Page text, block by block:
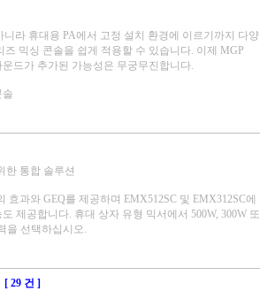
라 휴대용 PA에서 고정 설치 환경에 이르기까지 다양
즈 믹싱 콘솔을 쉽게 적용할 수 있습니다. 이제 MGP
드가 추가된 가능성은 무궁무진합니다.
솔
한 통합 솔루션
효과와 GEQ를 제공하며 EMX512SC 및 EMX312SC에
제공합니다. 휴대 상자 유형 믹서에서 500W, 300W 또
을 선택하십시오.
[ 29 건 ]